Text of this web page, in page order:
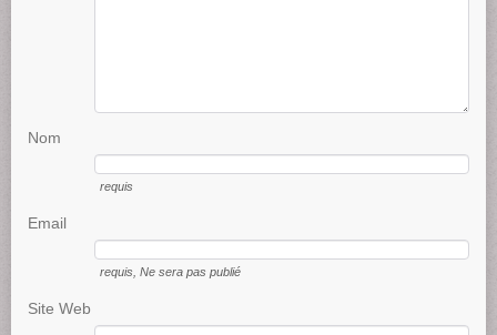
Nom
requis
Email
requis , Ne sera pas publié
Site Web